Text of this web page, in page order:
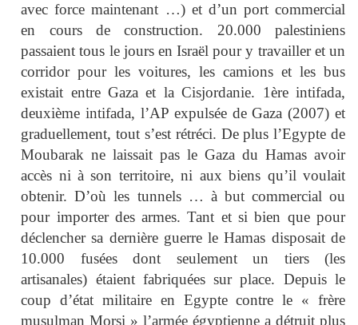
avec force maintenant …) et d’un port commercial
en cours de construction. 20.000 palestiniens
passaient tous le jours en Israël pour y travailler et un
corridor pour les voitures, les camions et les bus
existait entre Gaza et la Cisjordanie. 1ère intifada,
deuxième intifada, l’AP expulsée de Gaza (2007) et
graduellement, tout s’est rétréci. De plus l’Egypte de
Moubarak ne laissait pas le Gaza du Hamas avoir
accès ni à son territoire, ni aux biens qu’il voulait
obtenir. D’où les tunnels … à but commercial ou
pour importer des armes. Tant et si bien que pour
déclencher sa dernière guerre le Hamas disposait de
10.000 fusées dont seulement un tiers (les
artisanales) étaient fabriquées sur place. Depuis le
coup d’état militaire en Egypte contre le « frère
musulman Morsi » l’armée égyptienne a détruit plus